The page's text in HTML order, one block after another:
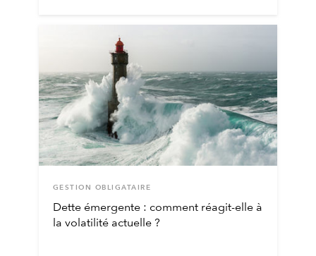
GESTION OBLIGATAIRE
Dette émergente : comment réagit-elle à
la volatilité actuelle ?